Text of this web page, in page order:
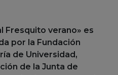
Fresquito verano» es
por la Fundación
de Universidad,
de la Junta de